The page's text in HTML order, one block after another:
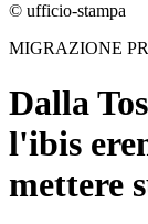
© ufficio-stampa
MIGRAZIONE
Dalla
l'ibis
mettere